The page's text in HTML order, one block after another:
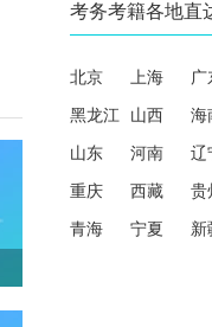
考务考籍各地直
北京 上海 广
黑龙江 山西 海
山东 河南 辽
重庆 西藏 贵
青海 宁夏 新